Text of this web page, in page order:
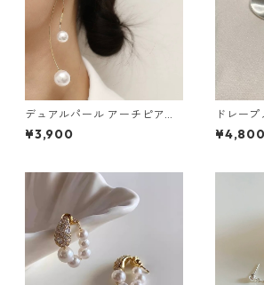
デュアルパール アーチピアス
（シルバー・ゴールド）：679
¥3,900
ドレー
リング（
ー）：673
¥4,800